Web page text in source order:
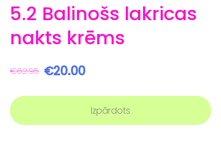
5.2 Balinošs lakricas
nakts krēms
€62.95 €20.00
Izpārdots